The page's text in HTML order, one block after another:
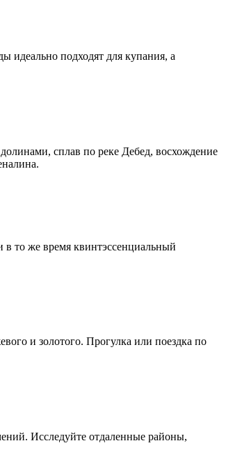
идеально подходят для купания, а
сплав по реке Дебед, восхождение
то же время квинтэссенциальный
и золотого. Прогулка или поездка по
Исследуйте отдаленные районы,